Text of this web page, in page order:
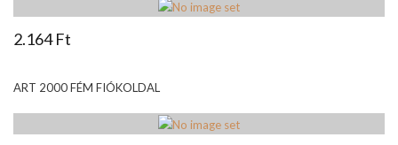
2.164 Ft
ART 2000 FÉM FIÓKOLDAL